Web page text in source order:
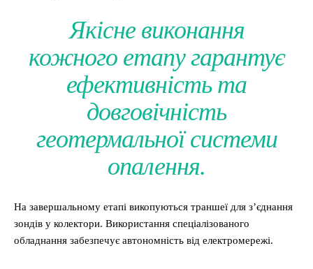
Якісне виконання
кожного етапу гарантує
ефективність та
довговічність
геотермальної системи
опалення.
На завершальному етапі викопуються траншеї для з’єднання
зондів у колектори. Використання спеціалізованого
обладнання забезпечує автономність від електромережі.